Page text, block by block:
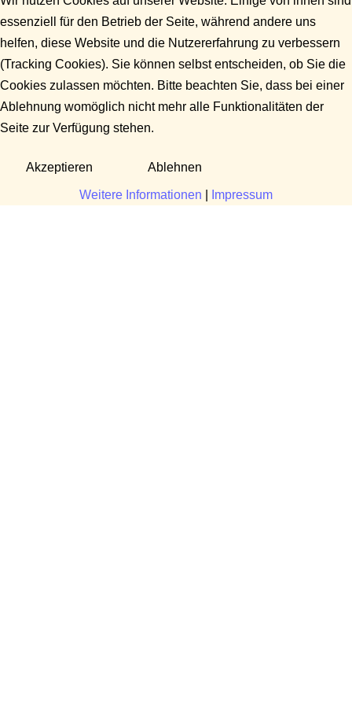
essenziell für den Betrieb der Seite, während andere uns
helfen, diese Website und die Nutzererfahrung zu verbessern
(Tracking Cookies). Sie können selbst entscheiden, ob Sie die
Cookies zulassen möchten. Bitte beachten Sie, dass bei einer
Ablehnung womöglich nicht mehr alle Funktionalitäten der
Seite zur Verfügung stehen.
Akzeptieren Ablehnen
Weitere Informationen Impressum